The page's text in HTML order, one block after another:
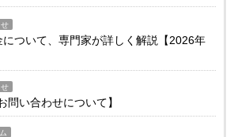
ついて、専門家が詳しく解説【2026年
問い合わせについて】